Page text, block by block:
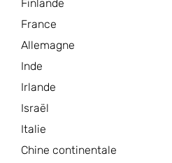
Finlande
France
Allemagne
Inde
Irlande
Israël
Italie
Chine continentale